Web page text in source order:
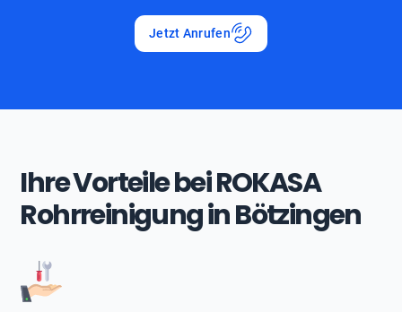
Jetzt Anrufen
Ihre Vorteile bei ROKASA
Rohrreinigung in Bötzingen